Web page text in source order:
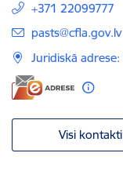
+371 22099777
E-pasts:
pasts@cfla.gov.lv
Juridiskā adrese:
Visi kontakti